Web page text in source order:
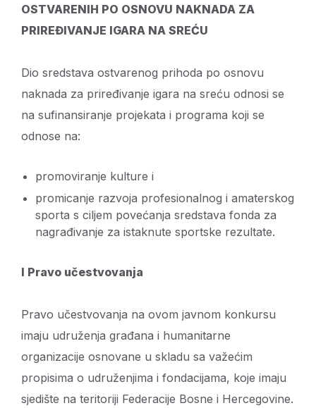
OSTVARENIH PO OSNOVU NAKNADA ZA
PRIREĐIVANJE IGARA NA SREĆU
Dio sredstava ostvarenog prihoda po osnovu
naknada za priređivanje igara na sreću odnosi se
na sufinansiranje projekata i programa koji se
odnose na:
promoviranje kulture i
promicanje razvoja profesionalnog i amaterskog
sporta s ciljem povećanja sredstava fonda za
nagrađivanje za istaknute sportske rezultate.
I Pravo učestvovanja
Pravo učestvovanja na ovom javnom konkursu
imaju udruženja građana i humanitarne
organizacije osnovane u skladu sa važećim
propisima o udruženjima i fondacijama, koje imaju
sjedište na teritoriji Federacije Bosne i Hercegovine.